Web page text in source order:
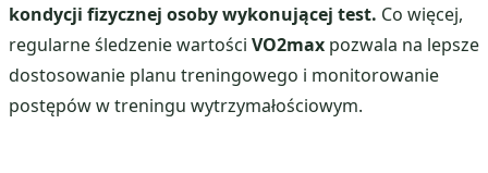
kondycji fizycznej osoby wykonującej test. Co więcej,
regularne śledzenie wartości VO2max pozwala na lepsze
dostosowanie planu treningowego i monitorowanie
postępów w treningu wytrzymałościowym.